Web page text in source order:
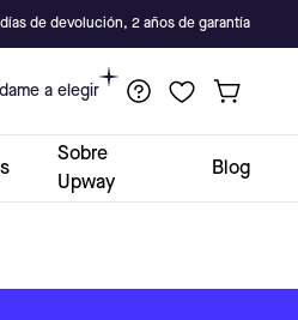
de devolución, 2 años de garantía
a elegir
Sobre
Upway
Blog